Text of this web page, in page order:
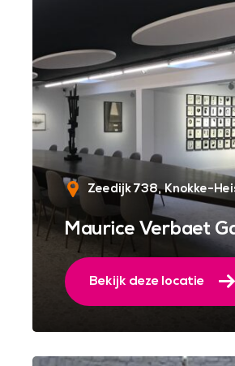
Zeedijk 738 Knokke-
Maurice Verbaet
Bekijk deze locatie